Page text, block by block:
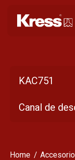
KAC751
Canal de
Home